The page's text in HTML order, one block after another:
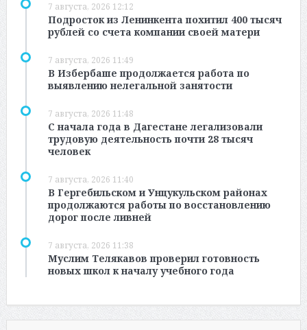
7 августа, 2026 12:12
Подросток из Ленинкента похитил 400 тысяч
рублей со счета компании своей матери
7 августа, 2026 11:49
В Избербаше продолжается работа по
выявлению нелегальной занятости
7 августа, 2026 11:48
С начала года в Дагестане легализовали
трудовую деятельность почти 28 тысяч
человек
7 августа, 2026 11:40
В Гергебильском и Унцукульском районах
продолжаются работы по восстановлению
дорог после ливней
7 августа, 2026 11:38
Муслим Телякавов проверил готовность
новых школ к началу учебного года